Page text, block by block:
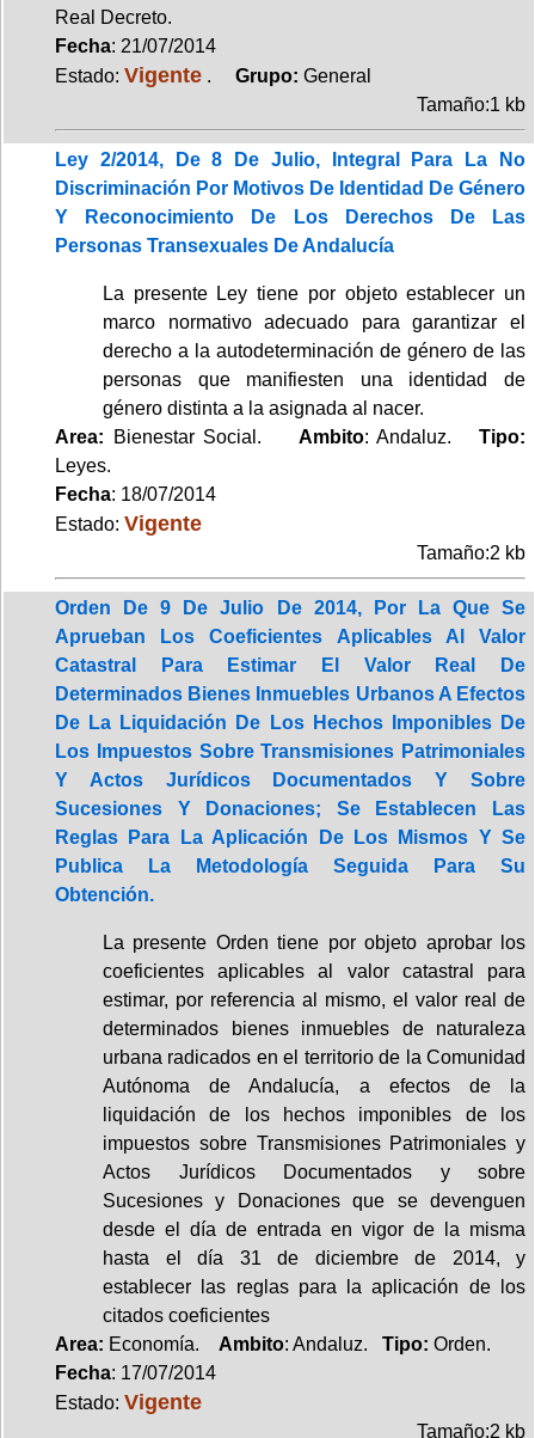
Real Decreto.
Fecha: 21/07/2014
Estado: Vigente . Grupo: General
Tamaño:1 kb
Ley 2/2014, De 8 De Julio, Integral Para La No
Discriminación Por Motivos De Identidad De Género
Y Reconocimiento De Los Derechos De Las
Personas Transexuales De Andalucía
La presente Ley tiene por objeto establecer un
marco normativo adecuado para garantizar el
derecho a la autodeterminación de género de las
personas que manifiesten una identidad de
género distinta a la asignada al nacer.
Area: Bienestar Social. Ambito: Andaluz.Tipo:
Leyes.
Fecha: 18/07/2014
Estado: Vigente
Tamaño:2 kb
Orden De 9 De Julio De 2014, Por La Que Se
Aprueban Los Coeficientes Aplicables Al Valor
Catastral Para Estimar El Valor Real De
Determinados Bienes Inmuebles Urbanos A Efectos
De La Liquidación De Los Hechos Imponibles De
Los Impuestos Sobre Transmisiones Patrimoniales
Y Actos Jurídicos Documentados Y Sobre
Sucesiones Y Donaciones; Se Establecen Las
Reglas Para La Aplicación De Los Mismos Y Se
Publica La Metodología Seguida Para Su
Obtención.
La presente Orden tiene por objeto aprobar los
coeficientes aplicables al valor catastral para
estimar, por referencia al mismo, el valor real de
determinados bienes inmuebles de naturaleza
urbana radicados en el territorio de la Comunidad
Autónoma de Andalucía, a efectos de la
liquidación de los hechos imponibles de los
impuestos sobre Transmisiones Patrimoniales y
Actos Jurídicos Documentados y sobre
Sucesiones y Donaciones que se devenguen
desde el día de entrada en vigor de la misma
hasta el día 31 de diciembre de 2014, y
establecer las reglas para la aplicación de los
citados coeficientes
Area: Economía. Ambito: Andaluz. Tipo: Orden.
Fecha: 17/07/2014
Estado: Vigente
Tamaño:2 kb